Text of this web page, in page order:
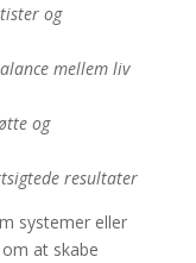
og
mellem liv
og
resultater
systemer eller
at skabe